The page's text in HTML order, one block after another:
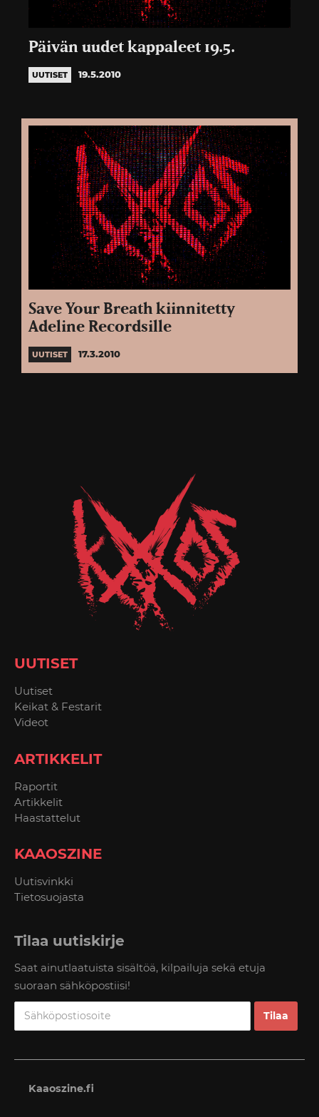
Päivän uudet kappaleet 19.5.
UUTISET 19.5.2010
Save Your Breath kiinnitetty
Adeline Recordsille
UUTISET 17.3.2010
UUTISET
Uutiset
Keikat & Festarit
Videot
ARTIKKELIT
Raportit
Artikkelit
Haastattelut
KAAOSZINE
Uutisvinkki
Tietosuojasta
Tilaa uutiskirje
Saat ainutlaatuista sisältöä, kilpailuja sekä etuja
suoraan sähköpostiisi!
Kaaoszine.fi